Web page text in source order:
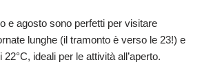
e agosto sono perfetti per visitare
lunghe (il tramonto è verso le 23!) e
ideali per le attività all’aperto.